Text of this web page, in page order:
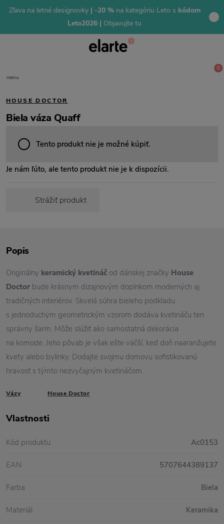
Zľava na letné designovky| -20 % na kategóriu Leto s kódom
Leto2026 | Objavujte tu
menu
0
HOUSE DOCTOR
Biela váza Quaff
Tento produkt nie je možné kúpiť.
Je nám ľúto, ale tento produkt nie je k dispozícii.
Strážiť produkt
Popis
Originálny keramický kvetináč od dánskej značky House
Doctor bude krásnym dizajnovým doplnkom moderných aj
tradičných interiérov. Skvelá súhra bieleho podkladu
s jednoduchým geometrickým vzorom dodáva kvetináču ten
správny šarm. Môže slúžiť ako samostatná dekorácia
na komode. Jeho pôvab je však ešte väčší, keď doň naaranžujete
kvety alebo bylinky. Dodajte svojmu domovu sofistikovanú
hravosť s týmto nezvyčajným kvetináčom.
Vázy House Doctor
Vlastnosti
Kód produktu Ac0153
EAN 5707644389137
Farba Biela
Materiál Keramika